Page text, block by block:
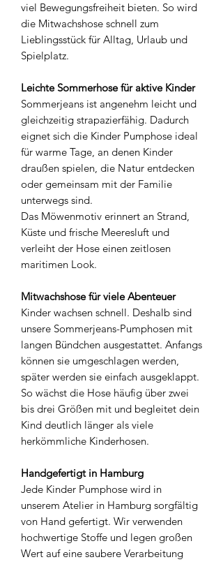
viel Bewegungsfreiheit bieten. So wird
die Mitwachshose schnell zum
Lieblingsstück für Alltag, Urlaub und
Spielplatz.
Leichte Sommerhose für aktive Kinder
Sommerjeans ist angenehm leicht und
gleichzeitig strapazierfähig. Dadurch
eignet sich die Kinder Pumphose ideal
für warme Tage, an denen Kinder
draußen spielen, die Natur entdecken
oder gemeinsam mit der Familie
unterwegs sind.
Das Möwenmotiv erinnert an Strand,
Küste und frische Meeresluft und
verleiht der Hose einen zeitlosen
maritimen Look.
Mitwachshose für viele Abenteuer
Kinder wachsen schnell. Deshalb sind
unsere Sommerjeans-Pumphosen mit
langen Bündchen ausgestattet. Anfangs
können sie umgeschlagen werden,
später werden sie einfach ausgeklappt.
So wächst die Hose häufig über zwei
bis drei Größen mit und begleitet dein
Kind deutlich länger als viele
herkömmliche Kinderhosen.
Handgefertigt in Hamburg
Jede Kinder Pumphose wird in
unserem Atelier in Hamburg sorgfältig
von Hand gefertigt. Wir verwenden
hochwertige Stoffe und legen großen
Wert auf eine saubere Verarbeitung